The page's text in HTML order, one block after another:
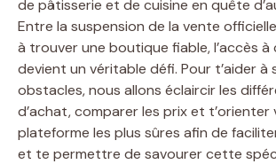
de pâtisserie et de cuisine en quête
Entre la suspension de la vente
à trouver une boutique fiable, l’accès
devient un véritable défi. Pour t’aider à
obstacles, nous allons éclaircir les
d’achat, comparer les prix et t’orienter
plateforme les plus sûres afin de
et te permettre de savourer cette